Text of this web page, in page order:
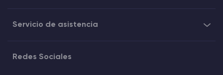
Servicio de asistencia
Redes Sociales